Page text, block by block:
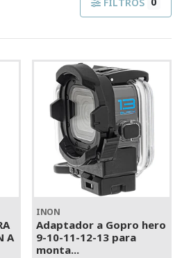
A
INON
Adaptador a Gopro hero
9-10-11-12-13 para
monta...